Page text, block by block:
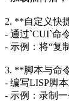
2. **自定义快
- 通过`CUI`命
- 示例：将“复
3. **脚本与命
- 编写LISP脚
- 示例：录制